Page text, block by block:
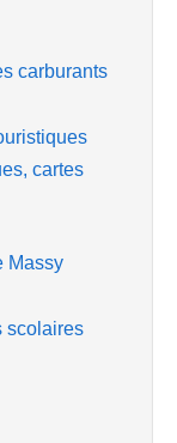
carburants
cartes
Massy
scolaires